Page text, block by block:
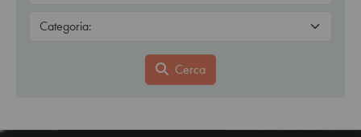
Cerca